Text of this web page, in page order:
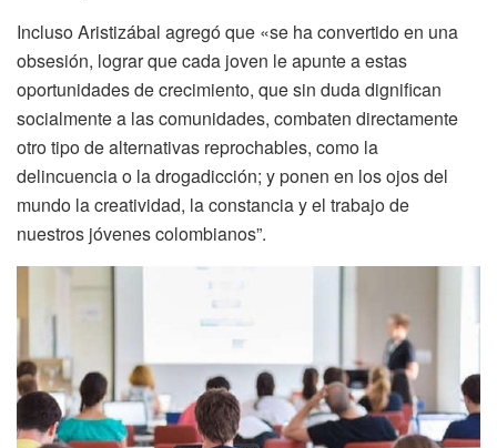
Incluso Aristizábal agregó que «se ha convertido en una
obsesión, lograr que cada joven le apunte a estas
oportunidades de crecimiento, que sin duda dignifican
socialmente a las comunidades, combaten directamente
otro tipo de alternativas reprochables, como la
delincuencia o la drogadicción; y ponen en los ojos del
mundo la creatividad, la constancia y el trabajo de
nuestros jóvenes colombianos”.